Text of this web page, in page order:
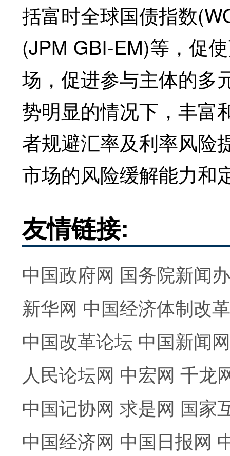
括富时全球国债指数
(JPM GBI-EM)等，促
场，促进参与主体的多
势明显的情况下，丰富
者规避汇率及利率风险
市场的风险缓解能力和
友情链接:
中国政府网 国务院新闻
新华网 中国经济体制改
中国改革论坛 中国新闻网
人民论坛网 中宏网 千龙
中国记协网 求是网 国家
中国经济网 中国日报网